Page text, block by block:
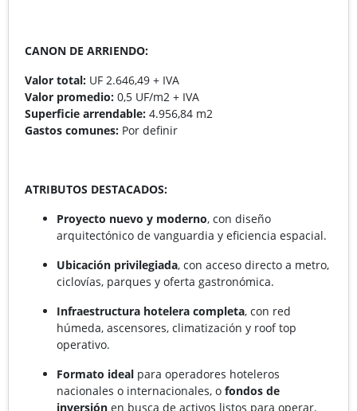
CANON DE ARRIENDO:
Valor total: UF 2.646,49 + IVA
Valor promedio: 0,5 UF/m2 + IVA
Superficie arrendable: 4.956,84 m2
Gastos comunes: Por definir
ATRIBUTOS DESTACADOS:
Proyecto nuevo y moderno, con diseño
arquitectónico de vanguardia y eficiencia espacial.
Ubicación privilegiada, con acceso directo a metro,
ciclovías, parques y oferta gastronómica.
Infraestructura hotelera completa, con red
húmeda, ascensores, climatización y roof top
operativo.
Formato ideal para operadores hoteleros
nacionales o internacionales, o fondos de
inversión en busca de activos listos para operar.